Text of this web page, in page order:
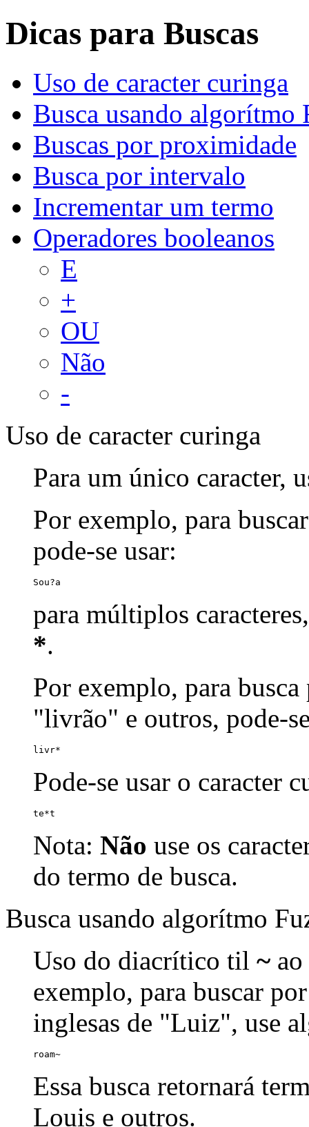
Dicas para Buscas
Uso de caracter curinga
Busca usando algorítmo
Buscas por proximidade
Busca por intervalo
Incrementar um termo
Operadores booleanos
E
+
OU
Não
-
Uso de caracter curinga
Para um único caracter,
Por exemplo, para
pode-se usar:
Sou?a
para múltiplos
*.
Por exemplo, para
"livrão" e outros, pode-
livr*
Pode-se usar o caracter
te*t
Nota: Não use os
do termo de busca.
Busca usando algorítmo
Uso do diacrítico til ~
exemplo, para buscar
inglesas de "Luiz", use
roam~
Essa busca retornará
Louis e outros.